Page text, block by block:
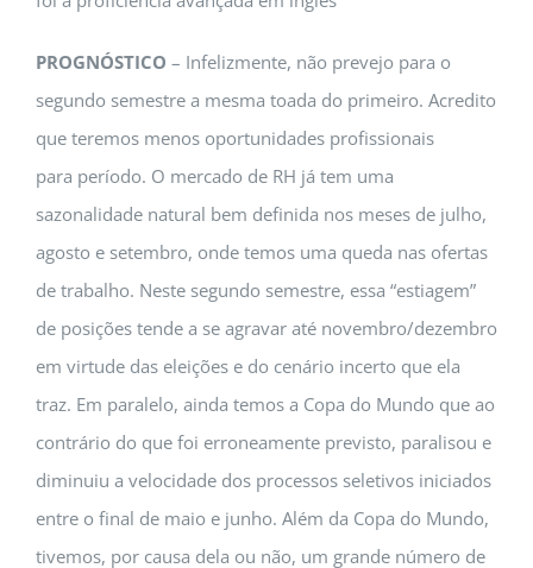
PROGNÓSTICO – Infelizmente, não prevejo para o
segundo semestre a mesma toada do primeiro. Acredito
que teremos menos oportunidades profissionais
para período. O mercado de RH já tem uma
sazonalidade natural bem definida nos meses de julho,
agosto e setembro, onde temos uma queda nas ofertas
de trabalho. Neste segundo semestre, essa “estiagem”
de posições tende a se agravar até novembro/dezembro
em virtude das eleições e do cenário incerto que ela
traz. Em paralelo, ainda temos a Copa do Mundo que ao
contrário do que foi erroneamente previsto, paralisou e
diminuiu a velocidade dos processos seletivos iniciados
entre o final de maio e junho. Além da Copa do Mundo,
tivemos, por causa dela ou não, um grande número de